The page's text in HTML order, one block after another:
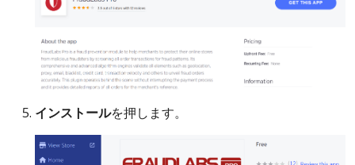
インストールを押します。